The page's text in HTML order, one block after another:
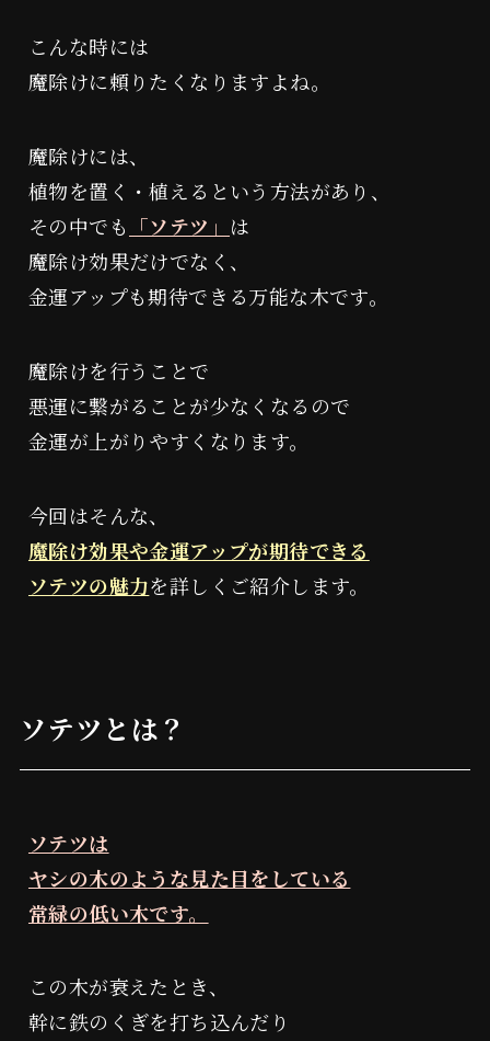
こんな時には
魔除けに頼りたくなりますよね。
魔除けには、
植物を置く・植えるという方法があり、
その中でも 「ソテツ」 は
魔除け効果だけでなく、
金運アップも期待できる万能な木です。
魔除けを行うことで
悪運に繋がることが少なくなるので
金運が上がりやすくなります。
今回はそんな、
魔除け効果や金運アップが期待できる
ソテツの魅力を詳しくご紹介します。
ソテツとは？
ソテツは
ヤシの木のような見た目をしている
常緑の低い木です。
この木が衰えたとき、
幹に鉄のくぎを打ち込んだり